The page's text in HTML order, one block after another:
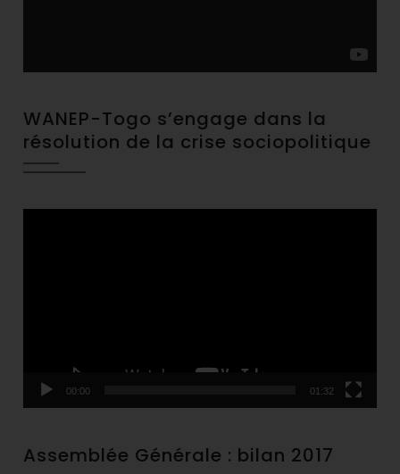
WANEP-Togo s’engage dans la
résolution de la crise sociopolitique
00:00 01:32
Assemblée Générale : bilan 2017